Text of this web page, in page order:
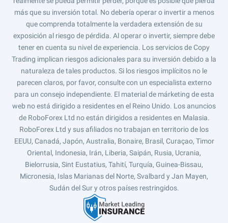
más que su inversión total. No debería operar o invertir a menos
que comprenda totalmente la verdadera extensión de su
exposición al riesgo de pérdida. Al operar o invertir, siempre debe
tener en cuenta su nivel de experiencia. Los servicios de Copy
Trading implican riesgos adicionales para su inversión debido a la
naturaleza de tales productos. Si los riesgos implícitos no le
parecen claros, por favor, consulte con un especialista externo
para un consejo independiente. El material de márketing de esta
web no está dirigido a residentes en el Reino Unido. Los anuncios
de RoboForex Ltd no están dirigidos a residentes en Malasia.
RoboForex Ltd y sus afiliados no trabajan en territorio de los
EEUU, Canadá, Japón, Australia, Bonaire, Brasil, Curaçao, Timor
Oriental, Indonesia, Irán, Liberia, Saipán, Rusia, Ucrania,
Bielorrusia, Sint Eustatius, Tahití, Turquía, Guinea-Bissau,
Micronesia, Islas Marianas del Norte, Svalbard y Jan Mayen,
Sudán del Sur y otros países restringidos.